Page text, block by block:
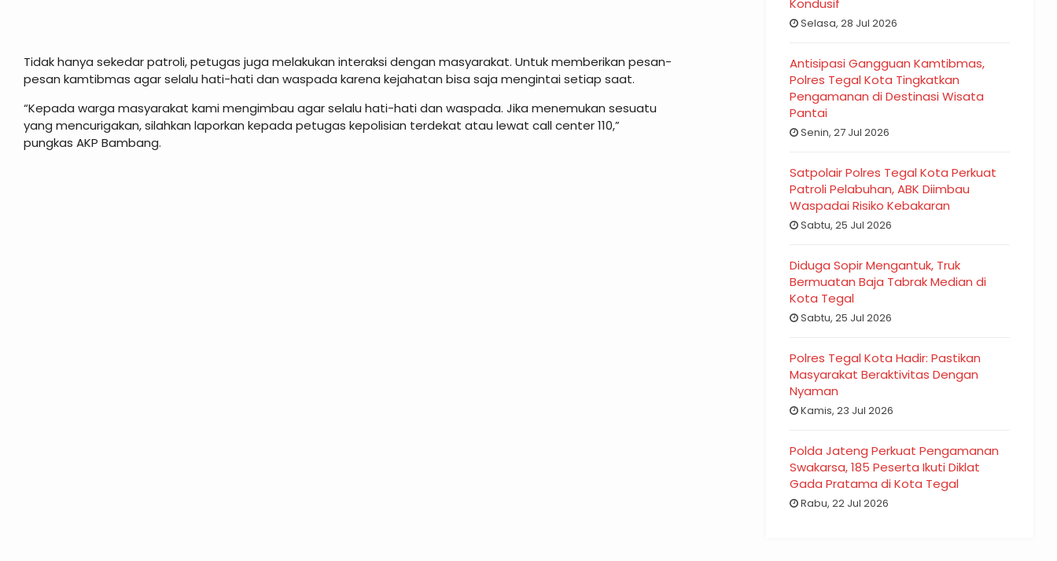
Tidak hanya sekedar patroli, petugas juga melakukan interaksi dengan masyarakat. Untuk memberikan pesan-
pesan kamtibmas agar selalu hati-hati dan waspada karena kejahatan bisa saja mengintai setiap saat.
“Kepada warga masyarakat kami mengimbau agar selalu hati-hati dan waspada. Jika menemukan sesuatu
yang mencurigakan, silahkan laporkan kepada petugas kepolisian terdekat atau lewat call center 110,”
pungkas AKP Bambang.
Kondusif
Selasa, 28 Jul 2026
Antisipasi Gangguan Kamtibmas,
Polres Tegal Kota Tingkatkan
Pengamanan di Destinasi Wisata
Pantai
Senin, 27 Jul 2026
Satpolair Polres Tegal Kota Perkuat
Patroli Pelabuhan, ABK Diimbau
Waspadai Risiko Kebakaran
Sabtu, 25 Jul 2026
Diduga Sopir Mengantuk, Truk
Bermuatan Baja Tabrak Median di
Kota Tegal
Sabtu, 25 Jul 2026
Polres Tegal Kota Hadir: Pastikan
Masyarakat Beraktivitas Dengan
Nyaman
Kamis, 23 Jul 2026
Polda Jateng Perkuat Pengamanan
Swakarsa, 185 Peserta Ikuti Diklat
Gada Pratama di Kota Tegal
Rabu, 22 Jul 2026